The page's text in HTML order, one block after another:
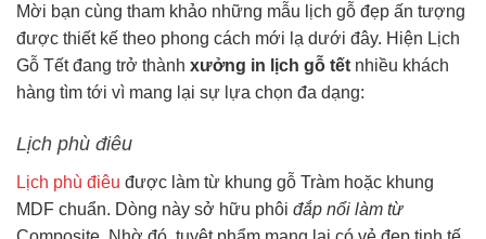
Mời bạn cùng tham khảo những mẫu lịch gỗ đẹp ấn tượng
được thiết kế theo phong cách mới lạ dưới đây. Hiện Lịch
Gỗ Tết đang trở thành xưởng in lịch gỗ tết nhiều khách
hàng tìm tới vì mang lại sự lựa chọn đa dạng:
Lịch phù điêu
Lịch phù điêu được làm từ khung gỗ Tràm hoặc khung
MDF chuẩn. Dòng này sở hữu phôi đắp nổi làm từ